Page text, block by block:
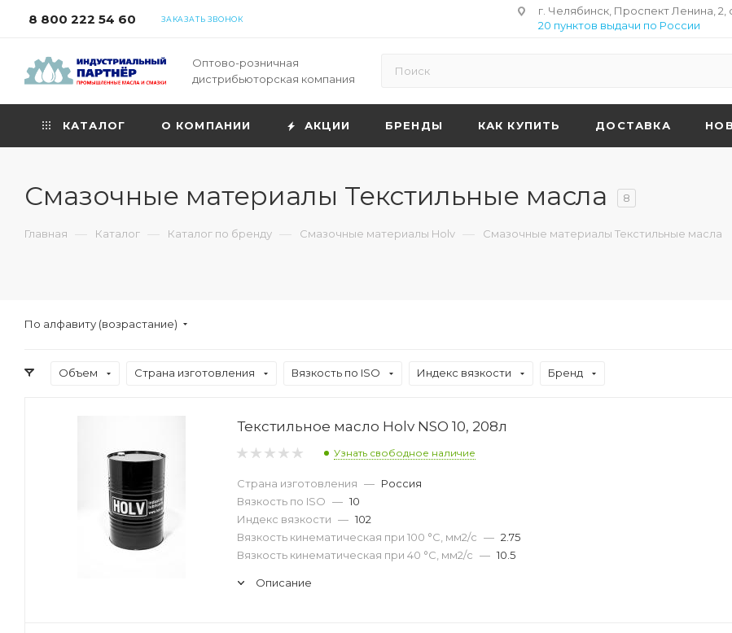
8 800 222 54 60 ЗАКАЗАТЬ ЗВОНОК
г. Челябинск, Проспект Ленина, 2,
20 пунктов выдачи по России
Оптово-розничная
дистрибьюторская компания
КАТАЛОГ О КОМПАНИИ АКЦИИ БРЕНДЫ КАК КУПИТЬ ДОСТАВКА
Смазочные материалы Текстильные масла 8
Главная — Каталог — Каталог по бренду — Смазочные материалы Holv — Смазочные материалы Текстильные масла
По алфавиту (возрастание)
Объем Страна изготовления Вязкость по ISO Индекс вязкости Бренд
Текстильное масло Holv NSO 10, 208л
Узнать свободное наличие
Страна изготовления — Россия
Вязкость по ISO — 10
Индекс вязкости — 102
Вязкость кинематическая при 100 °С, мм2/с — 2.75
Вязкость кинематическая при 40 °С, мм2/с — 10.5
Описание